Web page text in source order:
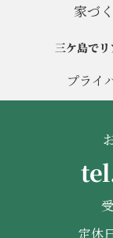
家づ
三ケ島でリ
プライ
定休